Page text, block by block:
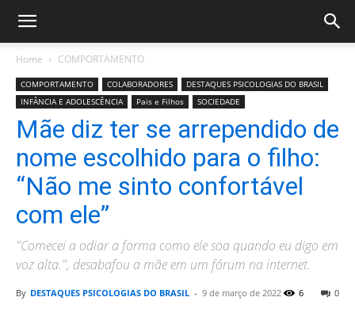
Home COMPORTAMENTO
COMPORTAMENTO COLABORADORES
DESTAQUES PSICOLOGIAS DO BRASIL
INFÂNCIA E ADOLESCÊNCIA
Pais e Filhos SOCIEDADE
Mãe diz ter se arrependido de
nome escolhido para o filho:
“Não me sinto confortável
com ele”
"Comecei a odiar a forma como ele soa quando eu digo em
voz alta.", desabafou a mãe em um fórum na internet.
By DESTAQUES PSICOLOGIAS DO BRASIL - 9 de março de 2022 0
6